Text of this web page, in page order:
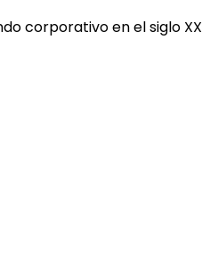
corporativo en el siglo XX